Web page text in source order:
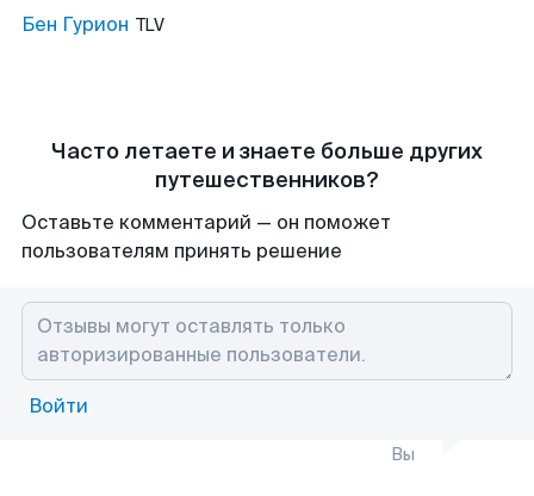
Бен Гурион TLV
Часто летаете и знаете больше других
путешественников?
Оставьте комментарий — он поможет
пользователям принять решение
Войти
Вы